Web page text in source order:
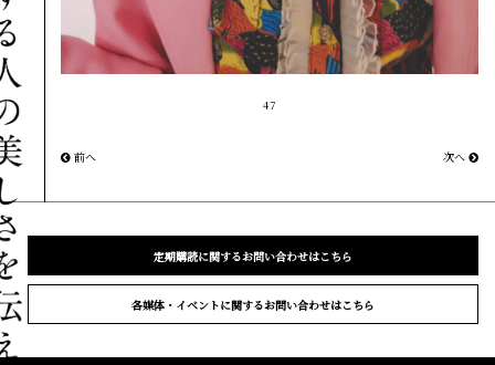
47
前へ 次へ
定期購読に関するお問い合わせはこちら
各媒体・イベントに関するお問い合わせはこちら